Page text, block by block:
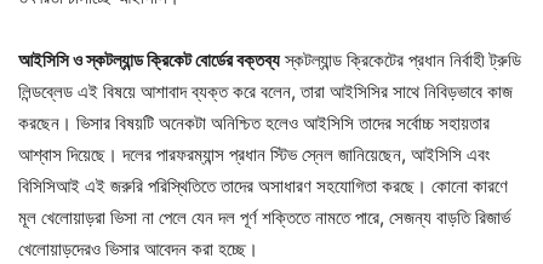
আইসিসি ও স্কটল্যান্ড ক্রিকেট বোর্ডের বক্তব্যস্কটল্যান্ড ক্রিকেটের প্রধান নির্বাহী ট্রুডি
লিন্ডব্লেড এই বিষয়ে আশাবাদ ব্যক্ত করে বলেন, তারা আইসিসির সাথে নিবিড়ভাবে কাজ
করছেন। ভিসার বিষয়টি অনেকটা অনিশ্চিত হলেও আইসিসি তাদের সর্বোচ্চ সহায়তার
আশ্বাস দিয়েছে। দলের পারফরম্যান্স প্রধান স্টিভ স্নেল জানিয়েছেন, আইসিসি এবং
বিসিসিআই এই জরুরি পরিস্থিতিতে তাদের অসাধারণ সহযোগিতা করছে। কোনো কারণে
মূল খেলোয়াড়রা ভিসা না পেলে যেন দল পূর্ণ শক্তিতে নামতে পারে, সেজন্য বাড়তি রিজার্ভ
খেলোয়াড়দেরও ভিসার আবেদন করা হচ্ছে।